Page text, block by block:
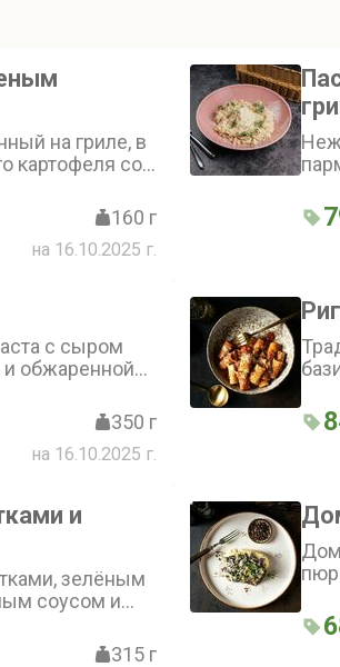
на гриле, в
картофеля со
160 г
на 16.10.2025 г.
с сыром
и обжаренной
350 г
на 16.10.2025 г.
и
зелёным
соусом и
315 г